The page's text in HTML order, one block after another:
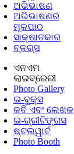
ଅଭିଭାଷଣ
ଅଭିଭାଷଣର
ମୂଳପାଠ
ସାକ୍ଷାତକାର
ବ୍ଳଗ୍ସ
ଏନଏମ
ଲାଇବ୍ରେରୀ
Photo Gallery
ଇ-ବୁକ୍ସ
କବି ଏବଂ ଲେଖକ
ଇ-ଗ୍ରୀଟିଙ୍ଗସ
ଷ୍ଟଲୱାର୍ଟ
Photo Booth